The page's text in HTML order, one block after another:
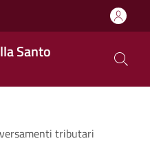
Santo
tributari